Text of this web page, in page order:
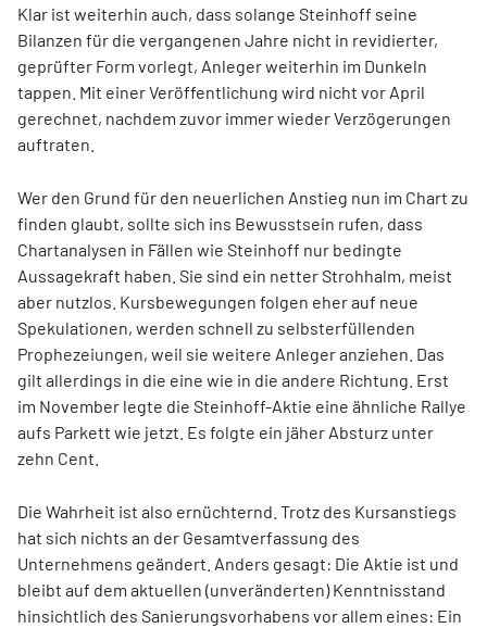
Klar ist weiterhin auch, dass solange Steinhoff seine
Bilanzen für die vergangenen Jahre nicht in revidierter,
geprüfter Form vorlegt, Anleger weiterhin im Dunkeln
tappen. Mit einer Veröffentlichung wird nicht vor April
gerechnet, nachdem zuvor immer wieder Verzögerungen
auftraten.
Wer den Grund für den neuerlichen Anstieg nun im Chart zu
finden glaubt, sollte sich ins Bewusstsein rufen, dass
Chartanalysen in Fällen wie Steinhoff nur bedingte
Aussagekraft haben. Sie sind ein netter Strohhalm, meist
aber nutzlos. Kursbewegungen folgen eher auf neue
Spekulationen, werden schnell zu selbsterfüllenden
Prophezeiungen, weil sie weitere Anleger anziehen. Das
gilt allerdings in die eine wie in die andere Richtung. Erst
im November legte die Steinhoff-Aktie eine ähnliche Rallye
aufs Parkett wie jetzt. Es folgte ein jäher Absturz unter
zehn Cent.
Die Wahrheit ist also ernüchternd. Trotz des Kursanstiegs
hat sich nichts an der Gesamtverfassung des
Unternehmens geändert. Anders gesagt: Die Aktie ist und
bleibt auf dem aktuellen (unveränderten) Kenntnisstand
hinsichtlich des Sanierungsvorhabens vor allem eines: Ein